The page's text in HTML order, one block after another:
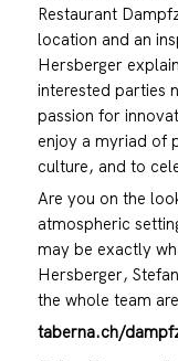
Restaurant
location and an
Hersberger
interested parties
passion for
enjoy a myriad of
culture, and to
Are you on the
atmospheric
may be exactly
Hersberger,
the whole team
taberna.ch/